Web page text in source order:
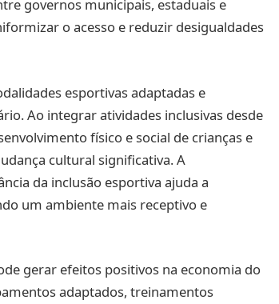
governos municipais, estaduais e
o acesso e reduzir desigualdades
esportivas adaptadas e
Ao integrar atividades inclusivas desde
físico e social de crianças e
cultural significativa. A
da inclusão esportiva ajuda a
um ambiente mais receptivo e
gerar efeitos positivos na economia do
adaptados, treinamentos